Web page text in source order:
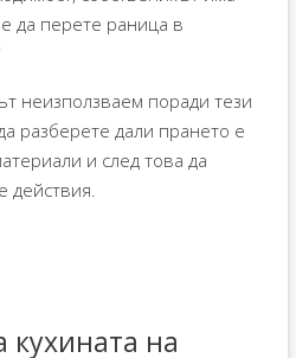
да перете раница в
неизползваем поради тези
разберете дали прането е
и след това да
действия.
кухината на